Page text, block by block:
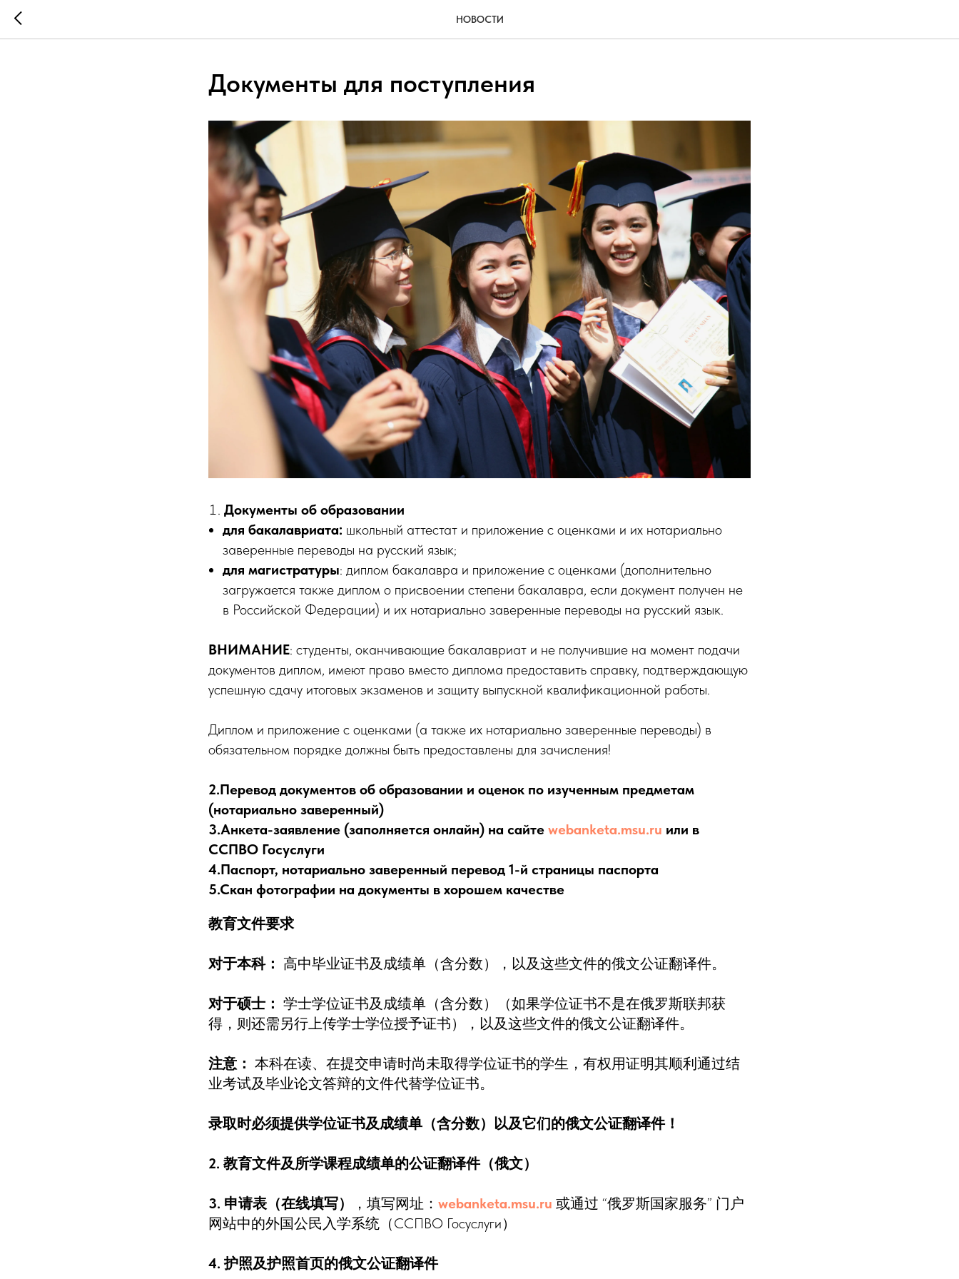
НОВОСТИ
Документы для поступления
Документы об образовании
для бакалавриата: школьный аттестат и приложение с оценками и их нотариально
заверенные переводы на русский язык;
для магистратуры: диплом бакалавра и приложение с оценками (дополнительно
загружается также диплом о присвоении степени бакалавра, если документ получен не
в Российской Федерации) и их нотариально заверенные переводы на русский язык.
ВНИМАНИЕ: студенты, оканчивающие бакалавриат и не получившие на момент подачи
документов диплом, имеют право вместо диплома предоставить справку, подтверждающую
успешную сдачу итоговых экзаменов и защиту выпускной квалификационной работы.
Диплом и приложение с оценками (а также их нотариально заверенные переводы) в
обязательном порядке должны быть предоставлены для зачисления!
2.Перевод документов об образовании и оценок по изученным предметам
(нотариально заверенный)
3.Анкета-заявление (заполняется онлайн) на сайте webanketa.msu.ru или в
ССПВО Госуслуги
4.Паспорт, нотариально заверенный перевод 1-й страницы паспорта
5.Скан фотографии на документы в хорошем качестве
教育文件要求
对于本科： 高中毕业证书及成绩单（含分数），以及这些文件的俄文公证翻译件。
对于硕士： 学士学位证书及成绩单（含分数）（如果学位证书不是在俄罗斯联邦获
得，则还需另行上传学士学位授予证书），以及这些文件的俄文公证翻译件。
注意： 本科在读、在提交申请时尚未取得学位证书的学生，有权用证明其顺利通过结
业考试及毕业论文答辩的文件代替学位证书。
录取时必须提供学位证书及成绩单（含分数）以及它们的俄文公证翻译件！
2. 教育文件及所学课程成绩单的公证翻译件（俄文）
3. 申请表（在线填写） ，填写网址： webanketa.msu.ru 或通过 “俄罗斯国家服务” 门户
网站中的外国公民入学系统（ССПВО Госуслуги）
4. 护照及护照首页的俄文公证翻译件